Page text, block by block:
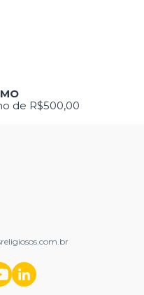
de R$500,00